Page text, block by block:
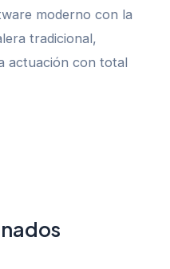
moderno con la
tradicional,
actuación con total